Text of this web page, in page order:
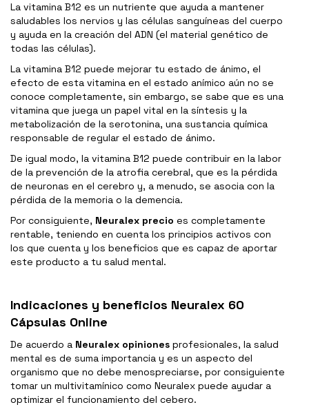
La vitamina B12 es un nutriente que ayuda a mantener
saludables los nervios y las células sanguíneas del cuerpo
y ayuda en la creación del ADN (el material genético de
todas las células).
La vitamina B12 puede mejorar tu estado de ánimo, el
efecto de esta vitamina en el estado anímico aún no se
conoce completamente, sin embargo, se sabe que es una
vitamina que juega un papel vital en la síntesis y la
metabolización de la serotonina, una sustancia química
responsable de regular el estado de ánimo.
De igual modo, la vitamina B12 puede contribuir en la labor
de la prevención de la atrofia cerebral, que es la pérdida
de neuronas en el cerebro y, a menudo, se asocia con la
pérdida de la memoria o la demencia.
Por consiguiente, Neuralex precio es completamente
rentable, teniendo en cuenta los principios activos con
los que cuenta y los beneficios que es capaz de aportar
este producto a tu salud mental.
Indicaciones y beneficios Neuralex 60
Cápsulas Online
De acuerdo a Neuralex opiniones profesionales, la salud
mental es de suma importancia y es un aspecto del
organismo que no debe menospreciarse, por consiguiente
tomar un multivitamínico como Neuralex puede ayudar a
optimizar el funcionamiento del cebero.